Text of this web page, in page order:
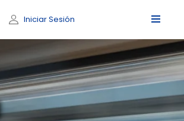
Iniciar Sesión